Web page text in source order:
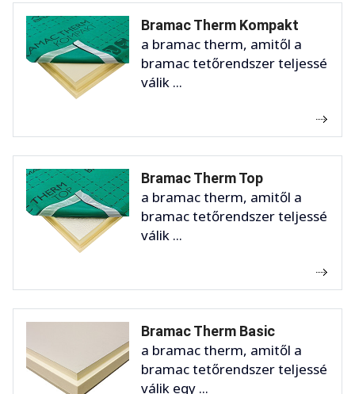
Bramac Therm Kompakt
a bramac therm, amitől a
bramac tetőrendszer teljessé
válik ...
Bramac Therm Top
a bramac therm, amitől a
bramac tetőrendszer teljessé
válik ...
Bramac Therm Basic
a bramac therm, amitől a
bramac tetőrendszer teljessé
válik egy ...